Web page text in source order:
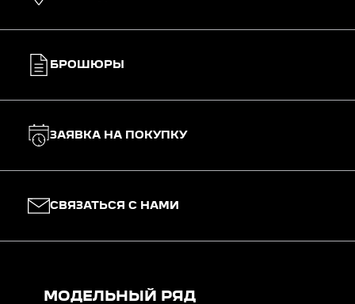
БРОШЮРЫ
ЗАЯВКА НА ПОКУПКУ
СВЯЗАТЬСЯ С НАМИ
МОДЕЛЬНЫЙ РЯД